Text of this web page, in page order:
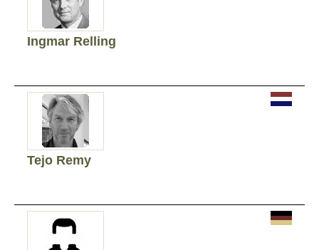
Ingmar Relling
Tejo Remy